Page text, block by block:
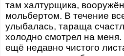
там халтурщика,
мольбертом. В течение
улыбалась, тараща
холодно смотрел на меня.
ещё недавно чистого